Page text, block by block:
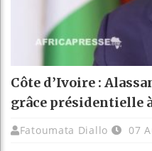
Côte d’Ivoire :
grâce présidentielle
Fatoumata Diallo 07